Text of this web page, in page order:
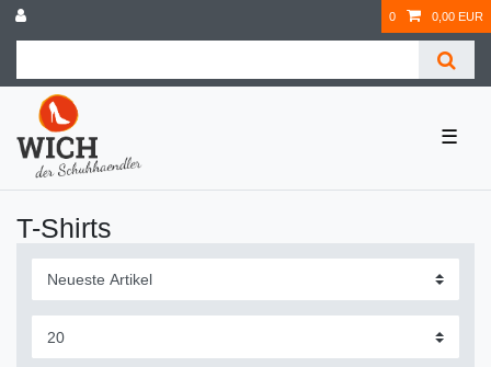
0 0,00 EUR
☰
T-Shirts